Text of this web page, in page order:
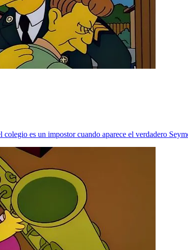
colegio es un impostor cuando aparece el verdadero